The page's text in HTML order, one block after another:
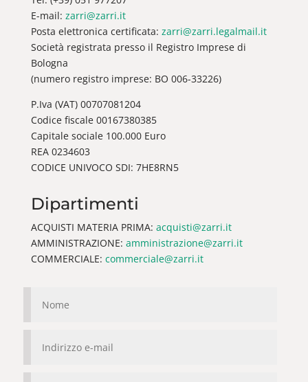
E-mail: zarri@zarri.it
Posta elettronica certificata: zarri@zarri.legalmail.it
Società registrata presso il Registro Imprese di
Bologna
(numero registro imprese: BO 006-33226)
P.Iva (VAT) 00707081204
Codice fiscale 00167380385
Capitale sociale 100.000 Euro
REA 0234603
CODICE UNIVOCO SDI: 7HE8RN5
Dipartimenti
ACQUISTI MATERIA PRIMA: acquisti@zarri.it
AMMINISTRAZIONE: amministrazione@zarri.it
COMMERCIALE: commerciale@zarri.it